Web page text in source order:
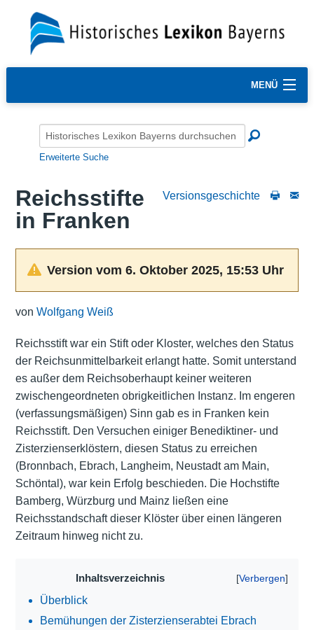
MENÜ
Erweiterte Suche
Versionsgeschichte
Reichsstifte
in Franken
Version vom 6. Oktober 2025, 15:53 Uhr
von Wolfgang Weiß
Reichsstift war ein Stift oder Kloster, welches den Status
der Reichsunmittelbarkeit erlangt hatte. Somit unterstand
es außer dem Reichsoberhaupt keiner weiteren
zwischengeordneten obrigkeitlichen Instanz. Im engeren
(verfassungsmäßigen) Sinn gab es in Franken kein
Reichsstift. Den Versuchen einiger Benediktiner- und
Zisterzienserklöstern, diesen Status zu erreichen
(Bronnbach, Ebrach, Langheim, Neustadt am Main,
Schöntal), war kein Erfolg beschieden. Die Hochstifte
Bamberg, Würzburg und Mainz ließen eine
Reichsstandschaft dieser Klöster über einen längeren
Zeitraum hinweg nicht zu.
Inhaltsverzeichnis
Überblick
Bemühungen der Zisterzienserabtei Ebrach